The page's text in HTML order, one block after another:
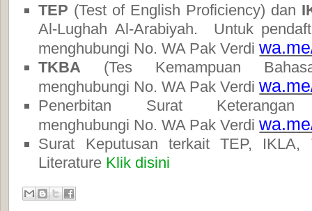
TEP (Test of English Proficiency) dan
Al-Lughah Al-Arabiyah. Untuk
menghubungi No. WA Pak Verdi
TKBA (Tes Kemampuan
menghubungi No. WA Pak Verdi
Penerbitan Surat
menghubungi No. WA Pak Verdi
Surat Keputusan terkait TEP, IKLA,
Literature Klik disini